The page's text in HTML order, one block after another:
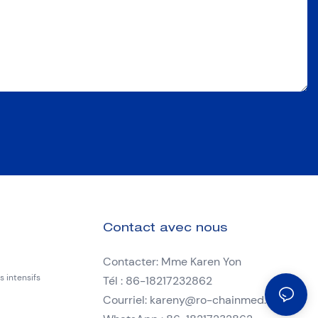
intensifs
Contact avec nous
Contacter: Mme Karen Yon
Tél : 86-18217232862
Courriel: kareny@ro-chainmed.com